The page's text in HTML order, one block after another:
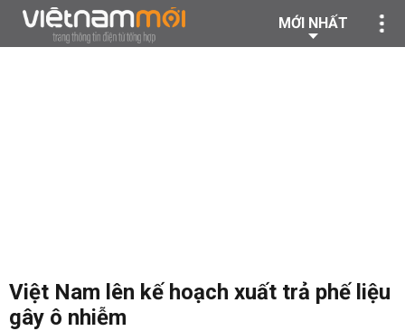
MỚI NHẤT
Việt Nam lên kế hoạch xuất trả phế liệu
gây ô nhiễm